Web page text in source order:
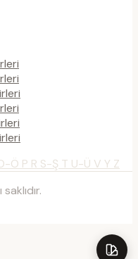
Ö P R S-Ş T U-Ü V Y Z